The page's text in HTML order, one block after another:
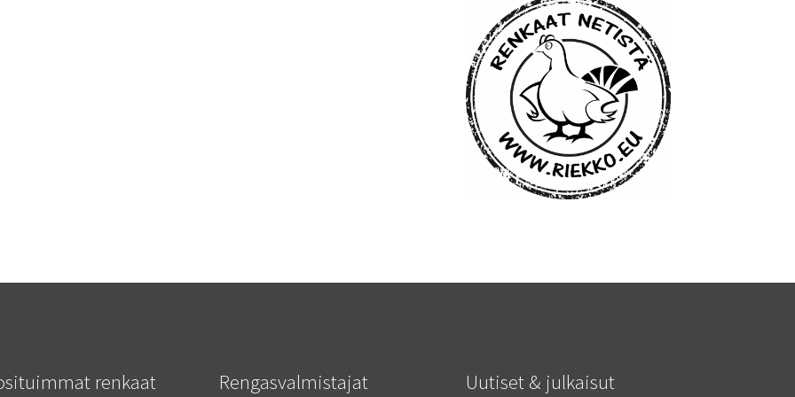
renkaat Rengasvalmistajat Uutiset & julkaisut